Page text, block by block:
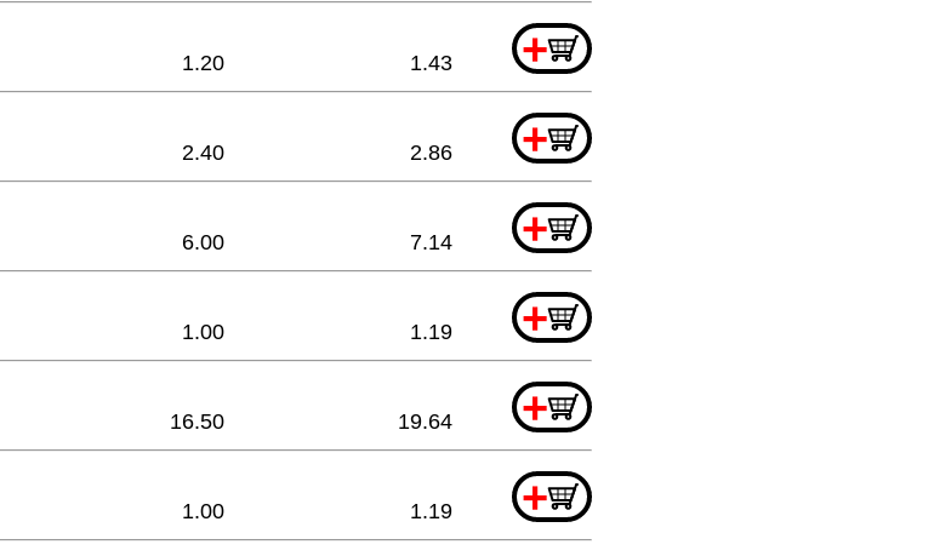
+
1.20 1.43
+
2.40 2.86
+
6.00 7.14
+
1.00 1.19
+
16.50 19.64
+
1.00 1.19